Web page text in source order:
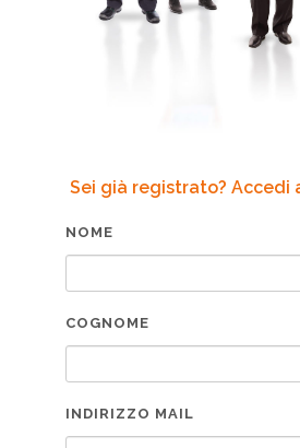
Sei già registrato? Accedi
NOME
COGNOME
INDIRIZZO MAIL